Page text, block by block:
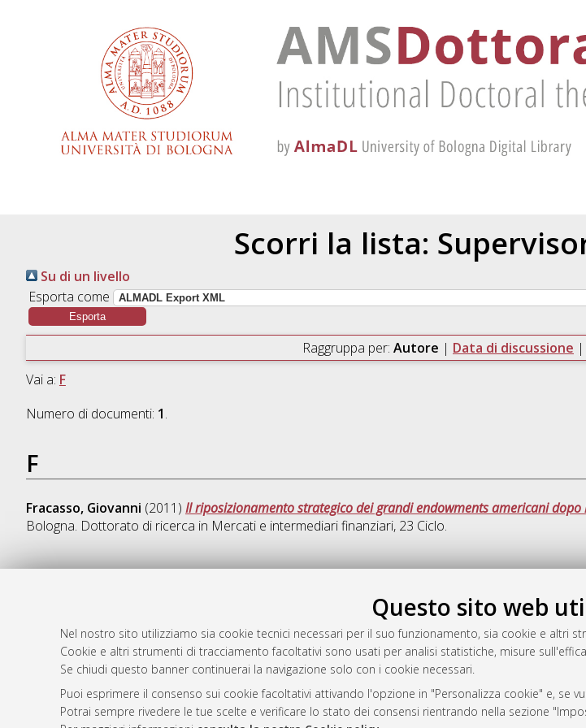
Questo sito web
Nel nostro sito utilizziamo sia cookie tecnici necessari per il suo funzionamento, sia cookie e altri
Cookie e altri strumenti di tracciamento facoltativi sono usati per analisi statistiche, misure
Se chiudi questo banner continuerai la navigazione solo con i cookie necessari.
Puoi esprimere il consenso sui cookie facoltativi attivando l'opzione in "Personalizza cookie" e, se
Potrai sempre rivedere le tue scelte e verificare lo stato dei consensi rientrando nella sezione
Scorri la lista:
Su di un livello
Esporta come
Raggruppa per: Autore | Data di discussione |
Vai a: F
Numero di documenti: 1.
F
Fracasso, Giovanni (2011) Il riposizionamento strategico dei grandi endowments americani
Bologna. Dottorato di ricerca in Mercati e intermediari finanziari, 23 Ciclo.
Rss 1.0
Rss 2.0
AMS Dottorato
ISSN: 2038-7946
Servizio implementato e gestito daAlmaDL
Impostazioni Cookie
Informativa sulla privacy
Condizioni d’uso del sito